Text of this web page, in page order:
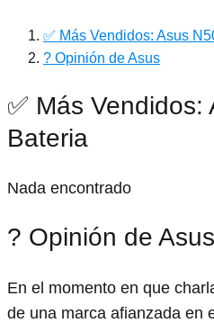
✅ Más Vendidos: Asus
? Opinión de Asus
✅ Más Vendidos:
Bateria
Nada encontrado
? Opinión de Asus
En el momento en que
de una marca afianzada en